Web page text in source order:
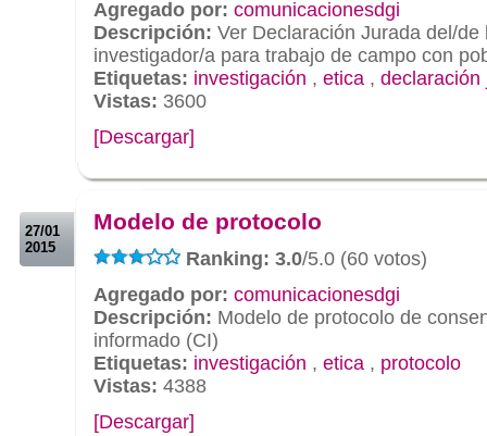
Agregado por: comunicacionesdgi
Descripción: Ver Declaración Jurada del/de
investigador/a para trabajo de campo con
Etiquetas: investigación , etica , declaración
Vistas: 3600
[Descargar]
27/01
2015
Modelo de protocolo
Ranking: 3.0/5.0 (60 votos)
Agregado por: comunicacionesdgi
Descripción: Modelo de protocolo de
informado (CI)
Etiquetas: investigación , etica , protocolo
Vistas: 4388
[Descargar]